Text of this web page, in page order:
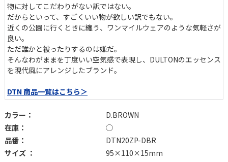
物に対してこだわりがない訳ではない。
だからといって、すごくいい物が欲しい訳でもない。
近くの公園に行くときに纏う、ワンマイルウェアのような気軽さが
良い。
ただ誰かと被ったりするのは嫌だ。
そんなわがままを丁度いい空気感で表現し、DULTONのエッセンス
を現代風にアレンジしたブランド。
DTN 商品一覧はこちら＞
カラー：
D.BROWN
在庫：
◯
品番：
DTN20ZP-DBR
サイズ ：
95×110×15mm